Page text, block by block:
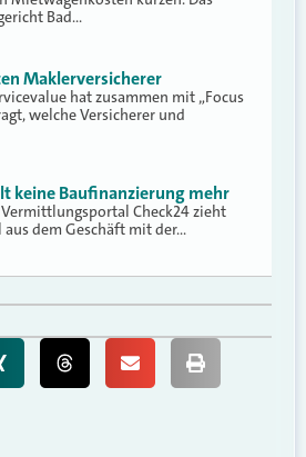
Bad…
Maklerversicherer
hat zusammen mit „Focus
welche Versicherer und
keine Baufinanzierung mehr
Check24 zieht
aus dem Geschäft mit der…